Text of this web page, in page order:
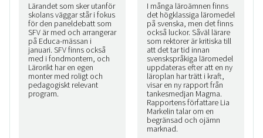
Lärandet som sker utanför
skolans väggar står i fokus
för den paneldebatt som
SFV är med och arrangerar
på Educa-mässan i
januari. SFV finns också
med i fondmontern, och
Lärorikt har en egen
monter med roligt och
pedagogiskt relevant
program.
I många läroämnen finns
det högklassiga läromedel
på svenska, men det finns
också luckor. Såväl lärare
som rektorer är kritiska till
att det tar tid innan
svenskspråkiga läromedel
uppdateras efter att en ny
läroplan har trätt i kraft,
visar en ny rapport från
tankesmedjan Magma.
Rapportens författare Lia
Markelin talar om en
begränsad och ojämn
marknad.